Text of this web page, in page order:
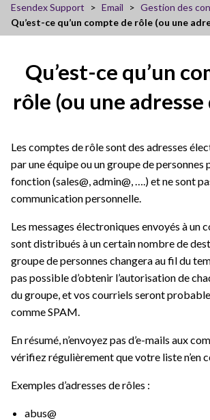
Esendex Support Email
Gestion des
Qu’est-ce qu’un compte de rôle (ou une
Qu’est-ce qu’un
rôle (ou une adresse
Les comptes de rôle sont des adresses
par une équipe ou un groupe de personnes
fonction (sales@, admin@, ….) et ne sont
communication personnelle.
Les messages électroniques envoyés à un
sont distribués à un certain nombre de
groupe de personnes changera au fil du
pas possible d’obtenir l’autorisation de
du groupe, et vos courriels seront
comme SPAM.
En résumé, n’envoyez pas d’e-mails aux
vérifiez régulièrement que votre liste n’en
Exemples d’adresses de rôles :
abus@